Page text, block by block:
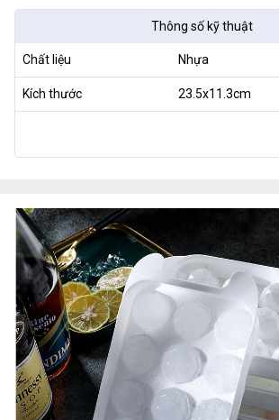
Thông số kỹ thuật
Chất liệu Nhựa
Kích thước 23.5x11.3cm